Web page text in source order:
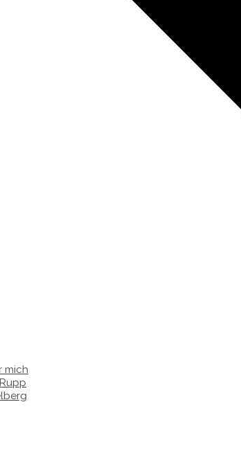
mich